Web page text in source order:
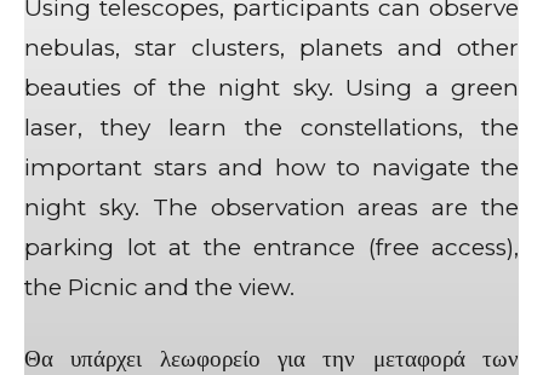
Using telescopes, participants can observe
nebulas, star clusters, planets and other
beauties of the night sky. Using a green
laser, they learn the constellations, the
important stars and how to navigate the
night sky. The observation areas are the
parking lot at the entrance (free access),
the Picnic and the view.
Θα υπάρχει λεωφορείο για την μεταφορά των